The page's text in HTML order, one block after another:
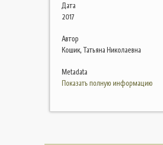
Дата
2017
Автор
Кошик, Татьяна Николаевна
Metadata
Показать полную информацию